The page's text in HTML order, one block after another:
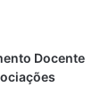
Docente